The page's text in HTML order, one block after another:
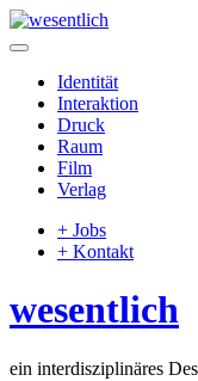
Identität
Interaktion
Druck
Raum
Film
Verlag
+ Jobs
+ Kontakt
wesentlich
ein interdisziplinäres